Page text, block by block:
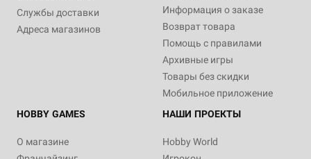
Службы доставки
Адреса магазинов
Информация о заказе
Возврат товара
Помощь с правилами
Архивные игры
Товары без скидки
Мобильное приложение
HOBBY GAMES
О магазине
НАШИ ПРОЕКТЫ
Hobby World